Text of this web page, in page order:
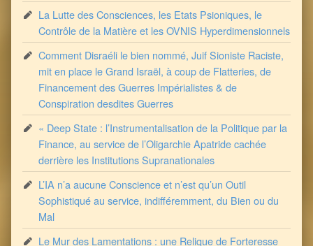
La Lutte des Consciences, les Etats Psioniques, le
Contrôle de la Matière et les OVNIS Hyperdimensionnels
Comment Disraéli le bien nommé, Juif Sioniste Raciste,
mit en place le Grand Israël, à coup de Flatteries, de
Financement des Guerres Impérialistes & de
Conspiration desdites Guerres
« Deep State : l’Instrumentalisation de la Politique par la
Finance, au service de l’Oligarchie Apatride cachée
derrière les Institutions Supranationales
L’IA n’a aucune Conscience et n’est qu’un Outil
Sophistiqué au service, indifféremment, du Bien ou du
Mal
Le Mur des Lamentations : une Relique de Forteresse